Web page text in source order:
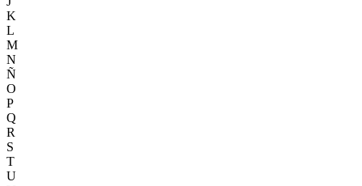
K
L
M
N
Ñ
O
P
Q
R
S
T
U